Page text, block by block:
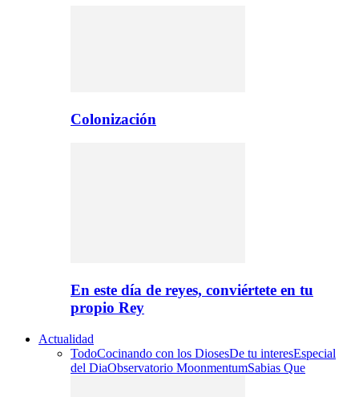
Colonización
En este día de reyes, conviértete en tu
propio Rey
Actualidad
TodoCocinando con los DiosesDe tu interesEspecial
del DiaObservatorio MoonmentumSabias Que